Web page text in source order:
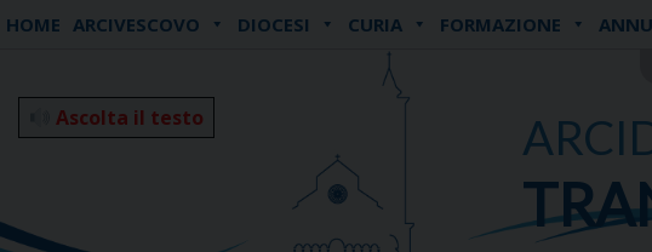
Skip
HOME ARCIVESCOVO DIOCESI CURIA FORMAZIONE
Ascolta il testo